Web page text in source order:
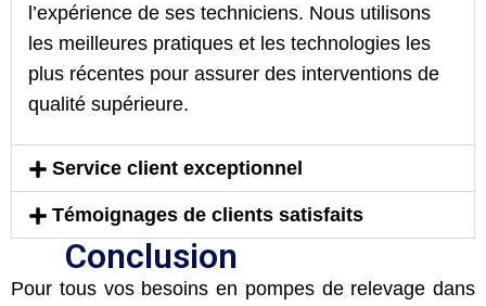
l’expérience de ses techniciens. Nous utilisons
les meilleures pratiques et les technologies les
plus récentes pour assurer des interventions de
qualité supérieure.
Service client exceptionnel
Témoignages de clients satisfaits
Conclusion
Pour tous vos besoins en pompes de relevage dans